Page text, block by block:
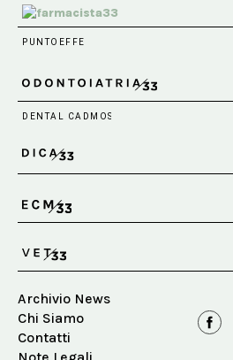
Archivio News
Chi Siamo
Contatti